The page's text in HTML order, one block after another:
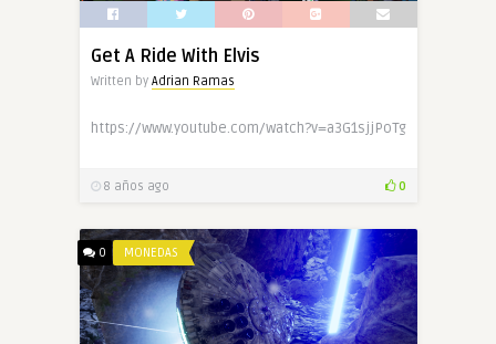
Get A Ride With Elvis
Written by Adrian Ramas
https://www.youtube.com/watch?v=a3G1sjjPoTg
8 años ago 0
0 MONEDAS